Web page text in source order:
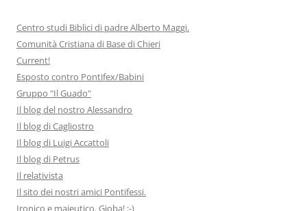
Centro studi Biblici di padre Alberto Maggi.
Comunità Cristiana di Base di Chieri
Current!
Esposto contro Pontifex/Babini
Gruppo "Il Guado"
Il blog del nostro Alessandro
Il blog di Cagliostro
Il blog di Luigi Accattoli
Il blog di Petrus
Il relativista
Il sito dei nostri amici Pontifessi.
Ironico e maieutico. Gioba! :-)